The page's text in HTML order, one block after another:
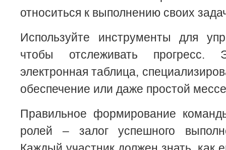
относиться к выполнению своих
Используйте инструменты для
чтобы отслеживать
электронная таблица,
обеспечение или даже простой
Правильное формирование
ролей – залог успешного